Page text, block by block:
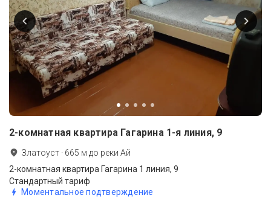
2-комнатная квартира Гагарина 1-я линия, 9
Златоуст · 665 м до реки Ай
2-комнатная квартира Гагарина 1 линия, 9
Стандартный тариф
Моментальное подтверждение